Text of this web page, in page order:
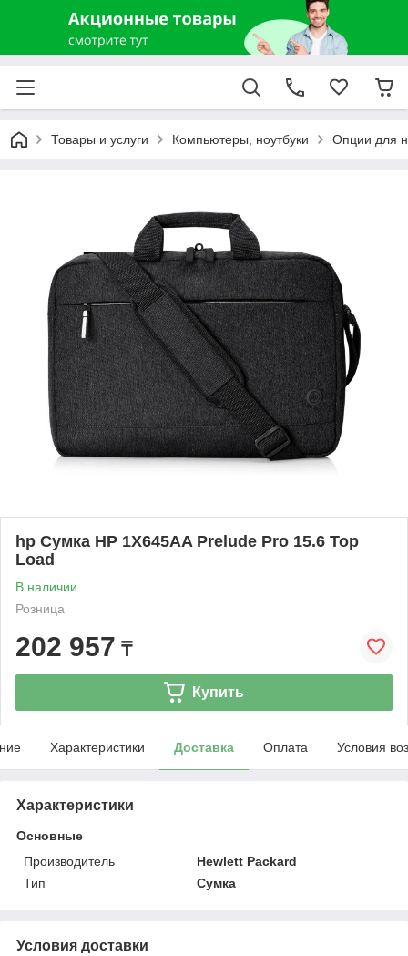
Товары и услуги Компьютеры, ноутбуки Опции для
hp Сумка HP 1X645AA Prelude Pro 15.6 Top
Load
В наличии
Розница
202 957 ₸
Купить
Характеристики Доставка Оплата Условия
Характеристики
Основные
Производитель
Hewlett Packard
Тип
Сумка
Условия доставки